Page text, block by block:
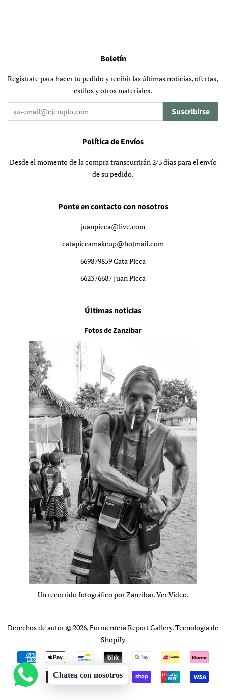
Boletín
Regístrate para hacer tu pedido y recibir las últimas noticias, ofertas,
estilos y otros materiales.
Suscribirse
Política de Envíos
Desde el momento de la compra transcurrirán 2/3 días para el envío
de su pedido.
Ponte en contacto con nosotros
juanpicca@live.com
catapiccamakeup@hotmail.com
669879859 Cata Picca
662376687 Juan Picca
Últimas noticias
Fotos de Zanzibar
Un recorrido fotográfico por Zanzibar. Ver Vídeo.
Derechos de autor © 2026,Formentera Report Gallery.Tecnología de
Shopify
Métodos
de
pago
Chatea con nosotros